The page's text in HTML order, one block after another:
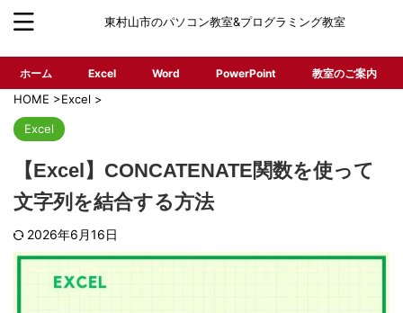
東村山市のパソコン教室&プログラミング教室
ホーム Excel Word PowerPoint 教室のご案内
HOME >Excel >
Excel
【Excel】CONCATENATE関数を使って
文字列を結合する方法
2026年6月16日